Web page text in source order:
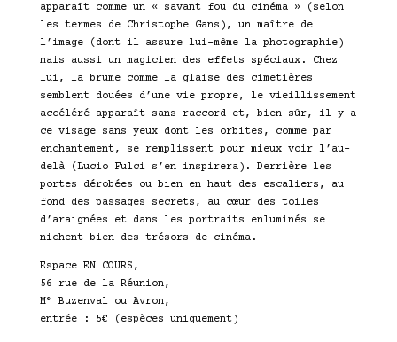
apparaît comme un « savant fou du cinéma » (selon
les termes de Christophe Gans), un maître de
l’image (dont il assure lui-même la photographie)
mais aussi un magicien des effets spéciaux. Chez
lui, la brume comme la glaise des cimetières
semblent douées d’une vie propre, le vieillissement
accéléré apparaît sans raccord et, bien sûr, il y a
ce visage sans yeux dont les orbites, comme par
enchantement, se remplissent pour mieux voir l’au-
delà (Lucio Fulci s’en inspirera). Derrière les
portes dérobées ou bien en haut des escaliers, au
fond des passages secrets, au cœur des toiles
d’araignées et dans les portraits enluminés se
nichent bien des trésors de cinéma.
Espace EN COURS,
56 rue de la Réunion,
M° Buzenval ou Avron,
entrée : 5€ (espèces uniquement)